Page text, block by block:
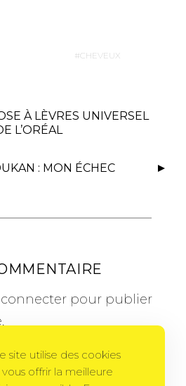
CHEVEUX
À LÈVRES UNIVERSEL
L’ORÉAL
: MON ÉCHEC
pour publier
site utilise des cookies
offrir la meilleure